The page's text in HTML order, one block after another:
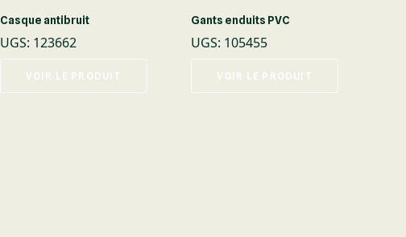
Casque antibruit
UGS: 123662
VOIR LE PRODUIT
Gants enduits PVC
UGS: 105455
VOIR LE PRODUIT